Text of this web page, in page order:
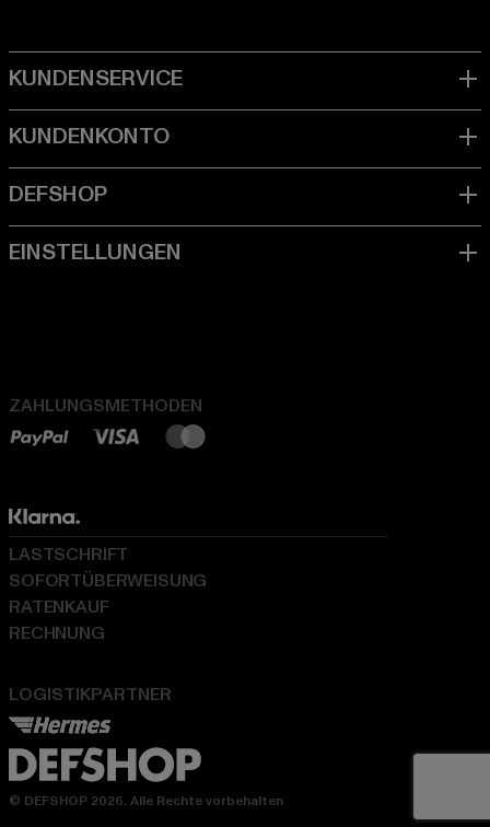
ZAHLUNGSMETHODEN
LOGISTIKPARTNER
LASTSCHRIFT
SOFORTÜBERWEISUNG
RATENKAUF
RECHNUNG
© DEFSHOP 2026. Alle Rechte vorbehalten